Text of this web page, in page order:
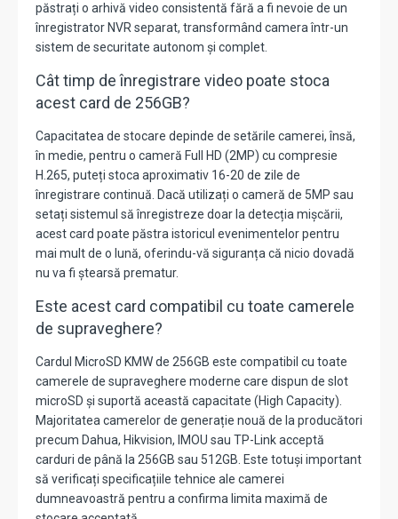
păstrați o arhivă video consistentă fără a fi nevoie de un
înregistrator NVR separat, transformând camera într-un
sistem de securitate autonom și complet.
Cât timp de înregistrare video poate stoca
acest card de 256GB?
Capacitatea de stocare depinde de setările camerei,însă,
în medie, pentru o cameră Full HD (2MP) cu compresie
H.265, puteți stoca aproximativ 16-20 de zile de
înregistrare continuă. Dacă utilizați o cameră de 5MP sau
setați sistemul să înregistreze doar la detecția mișcării,
acest card poate păstra istoricul evenimentelor pentru
mai mult de o lună, oferindu-vă siguranța că nicio dovadă
nu va fi ștearsă prematur.
Este acest card compatibil cu toate camerele
de supraveghere?
Cardul MicroSD KMW de 256GB este compatibil cu toate
camerele de supraveghere moderne care dispun de slot
microSD și suportă această capacitate (High Capacity).
Majoritatea camerelor de generație nouă de la producători
precum Dahua, Hikvision, IMOU sau TP-Link acceptă
carduri de până la 256GB sau 512GB. Este totuși important
să verificați specificațiile tehnice ale camerei
dumneavoastră pentru a confirma limita maximă de